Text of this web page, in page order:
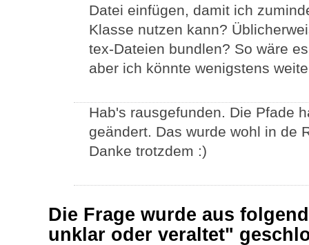
Datei einfügen, damit ich
Klasse nutzen kann?
tex-Dateien bundlen? So wäre
aber ich könnte wenigstens
Hab's rausgefunden. Die Pfade
geändert. Das wurde wohl in de
Danke trotzdem :)
Die Frage wurde aus
unklar oder veraltet"